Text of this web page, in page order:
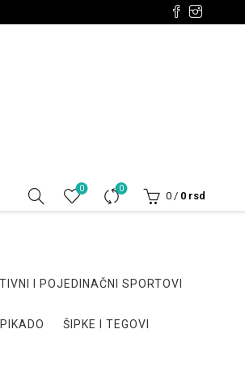
0 0
0 / 0 rsd
I POJEDINAČNI SPORTOVI
ŠIPKE I TEGOVI